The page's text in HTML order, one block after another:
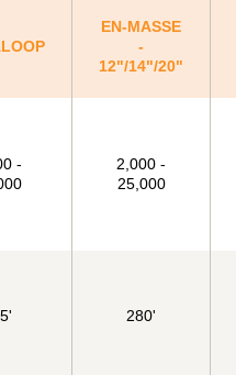
EN-MASSE
-
12"/14"/20"
-
2,000 -
25,000
280'